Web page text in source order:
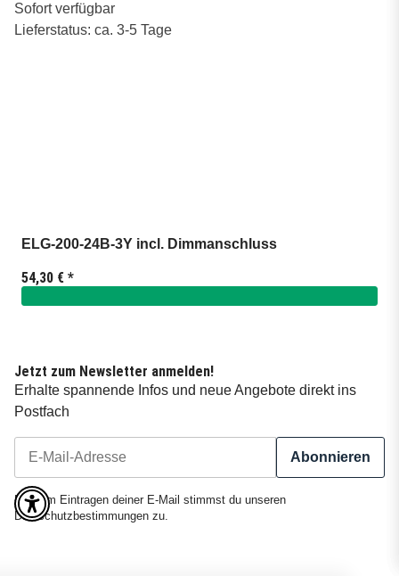
Sofort verfügbar
Lieferstatus: ca. 3-5 Tage
ELG-200-24B-3Y incl. Dimmanschluss
54,30 € *
Jetzt zum Newsletter anmelden!
Erhalte spannende Infos und neue Angebote direkt ins
Postfach
Abonnieren
Newsletter Abonnieren
Mit dem Eintragen deiner E-Mail stimmst du unseren
Dateschutzbestimmungen zu.